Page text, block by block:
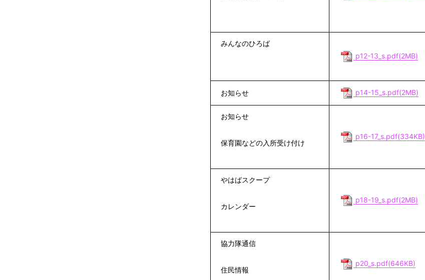
みんなのひろば
p12-13_s.pdf(2MB)
お知らせ p14-15_s.pdf(2MB)
お知らせ
保育園などの入所受け付け
p16-17_s.pdf(334KB)
やはばスクープ
カレンダー
p18-19_s.pdf(2MB)
協力隊通信
住民情報
p20_s.pdf(646KB)